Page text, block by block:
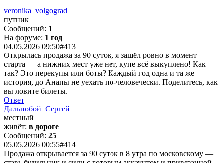
veronika_volgograd
путник
Сообщений: 1
На форуме: 1 год
04.05.2026 09:50#413
Открылась продажа за 90 суток, я зашёл ровно в момент
старта — а нижних мест уже нет, купе всё выкуплено! Как
так? Это перекупы или боты? Каждый год одна и та же
история, до Анапы не уехать по-человечески. Поделитесь, как
вы ловите билеты.
Ответ
Дальнобой_Сергей
местный
живёт: в дороге
Сообщений: 25
05.05.2026 00:55#414
Продажа открывается за 90 суток в 8 утра по московскому —